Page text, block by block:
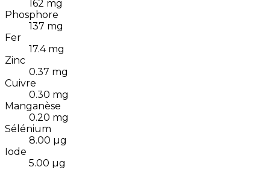
162 mg
Phosphore
137 mg
Fer
17.4 mg
Zinc
0.37 mg
Cuivre
0.30 mg
Manganèse
0.20 mg
Sélénium
8.00 µg
Iode
5.00 µg